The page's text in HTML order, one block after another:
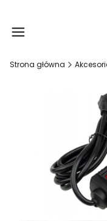
Strona główna